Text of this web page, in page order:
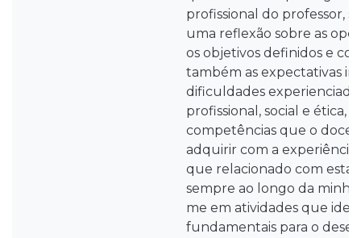
profissional do professor,
uma reflexão sobre as
os objetivos definidos e
também as expectativas
dificuldades
profissional, social e ética,
competências que o
adquirir com a experiência
que relacionado com esta
sempre ao longo da
me em atividades que
fundamentais para o